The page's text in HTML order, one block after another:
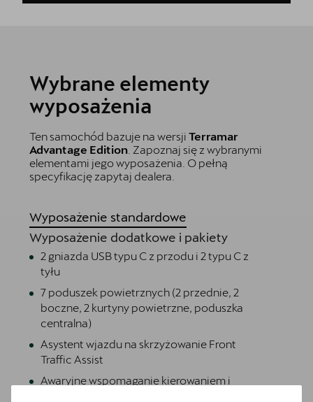
Wybrane elementy
wyposażenia
Ten samochód bazuje na wersji Terramar
Advantage Edition . Zapoznaj się z wybranymi
elementami jego wyposażenia. O pełną
specyfikację zapytaj dealera.
Wyposażenie standardowe
Wyposażenie dodatkowe i pakiety
2 gniazda USB typu C z przodu i 2 typu C z
tyłu
7 poduszek powietrznych (2 przednie, 2
boczne, 2 kurtyny powietrzne, poduszka
centralna)
Asystent wjazdu na skrzyżowanie Front
Traffic Assist
Awaryjne wspomaganie kierowaniem i